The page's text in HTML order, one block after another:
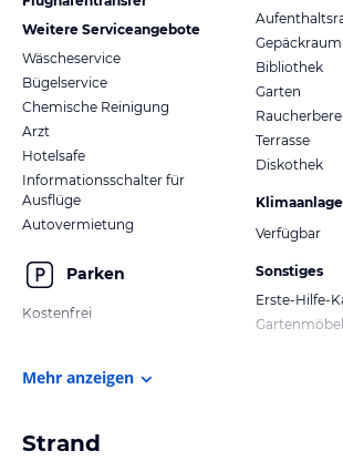
Weitere Serviceangebote
Wäscheservice
Bügelservice
Chemische Reinigung
Arzt
Hotelsafe
Informationsschalter für
Ausflüge
Autovermietung
Parken
Kostenfrei
Gepäckraum
Bibliothek
Garten
Terrasse
Diskothek
Klimaanlage
Verfügbar
Sonstiges
Erste-Hilfe-
Gartenmöbel
Mehr anzeigen
Strand